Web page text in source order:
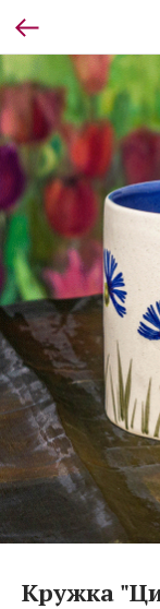
Кружка